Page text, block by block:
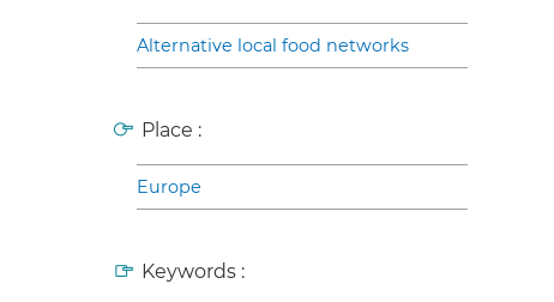
Alternative local food networks
Place :
Europe
Keywords :